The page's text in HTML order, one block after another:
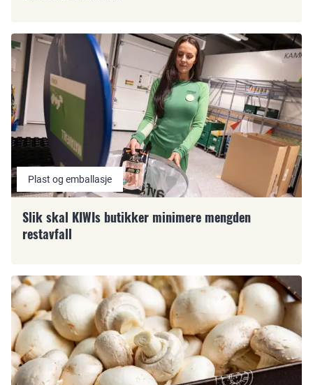
Plast og emballasje
Slik skal KIWIs butikker minimere mengden
restavfall